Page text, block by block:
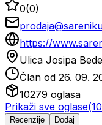
0(0)
https://
Ulica Josipa
Član od 26. 09.
10279 oglasa
Prikaži sve oglase(
Recenzije Dodaj